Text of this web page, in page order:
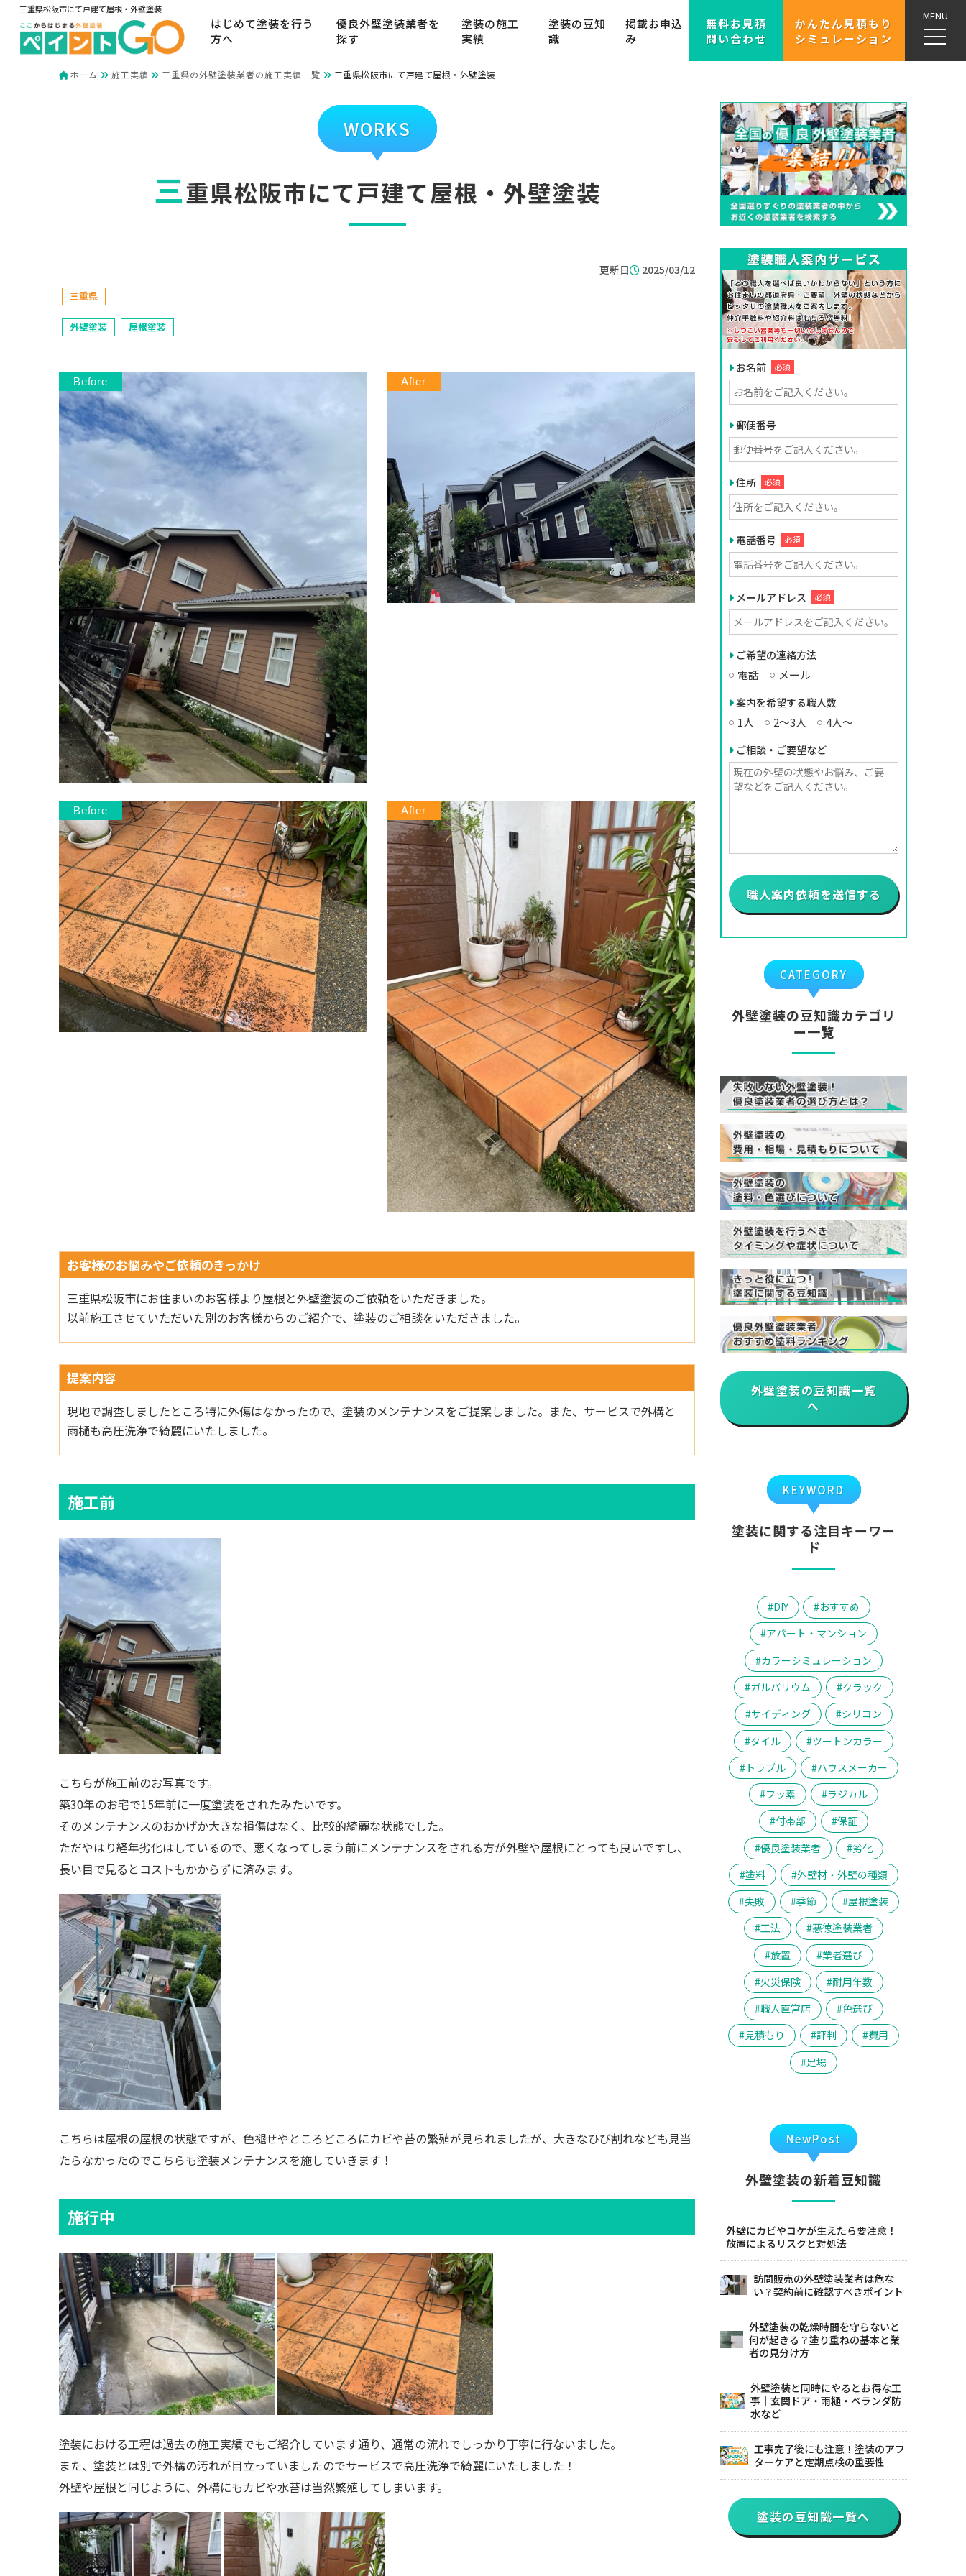
三重県松阪市にて戸建て屋根・外壁塗装
はじめて塗装を行う
方へ
優良外壁塗装業者を
探す
塗装の施工
実績
塗装の豆知
識
掲載お申込
み
無料お見積
問い合わせ
かんたん見積もり
シミュレーション
MENU
ホーム 施工実績 三重県の外壁塗装業者の施工実績一覧 三重県松阪市にて戸建て屋根・外壁塗装
WORKS
三重県松阪市にて戸建て屋根・外壁塗装
更新日 2025/03/12
三重県
外壁塗装 屋根塗装
お客様のお悩みやご依頼のきっかけ
三重県松阪市にお住まいのお客様より屋根と外壁塗装のご依頼をいただきました。
以前施工させていただいた別のお客様からのご紹介で、塗装のご相談をいただきました。
提案内容
現地で調査しましたところ特に外傷はなかったので、塗装のメンテナンスをご提案しました。また、サービスで外構と
雨樋も高圧洗浄で綺麗にいたしました。
施工前
こちらが施工前のお写真です。
築30年のお宅で15年前に一度塗装をされたみたいです。
そのメンテナンスのおかげか大きな損傷はなく、比較的綺麗な状態でした。
ただやはり経年劣化はしているので、悪くなってしまう前にメンテナンスをされる方が外壁や屋根にとっても良いですし、
長い目で見るとコストもかからずに済みます。
こちらは屋根の屋根の状態ですが、色褪せやところどころにカビや苔の繁殖が見られましたが、大きなひび割れなども見当
たらなかったのでこちらも塗装メンテナンスを施していきます！
施行中
塗装における工程は過去の施工実績でもご紹介しています通り、通常の流れでしっかり丁寧に行ないました。
また、塗装とは別で外構の汚れが目立っていましたのでサービスで高圧洗浄で綺麗にいたしました！
外壁や屋根と同じように、外構にもカビや水苔は当然繁殖してしまいます。
お名前 必須
郵便番号
住所 必須
電話番号 必須
メールアドレス 必須
ご希望の連絡方法
電話 メール
案内を希望する職人数
1人 2〜3人 4人〜
ご相談・ご要望など
CATEGORY
外壁塗装の豆知識カテゴリ
ー一覧
外壁塗装の豆知識一覧
へ
KEYWORD
塗装に関する注目キーワー
ド
DIY
おすすめ
アパート・マンション
カラーシミュレーション
ガルバリウム
クラック
サイディング
シリコン
タイル
ツートンカラー
トラブル
ハウスメーカー
フッ素
ラジカル
付帯部
保証
優良塗装業者
劣化
塗料
外壁材・外壁の種類
失敗
季節
屋根塗装
工法
悪徳塗装業者
放置
業者選び
火災保険
耐用年数
職人直営店
色選び
見積もり
評判
費用
足場
NewPost
外壁塗装の新着豆知識
外壁にカビやコケが生えたら要注意！
放置によるリスクと対処法
訪問販売の外壁塗装業者は危な
い？契約前に確認すべきポイント
外壁塗装の乾燥時間を守らないと
何が起きる？塗り重ねの基本と業
者の見分け方
外壁塗装と同時にやるとお得な工
事｜玄関ドア・雨樋・ベランダ防
水など
工事完了後にも注意！塗装のアフ
ターケアと定期点検の重要性
塗装の豆知識一覧へ